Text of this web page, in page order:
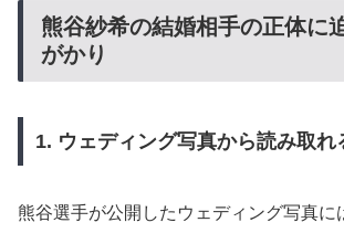
熊谷紗希の結婚相手の正体に
がかり
1. ウェディング写真から読み取れ
熊谷選手が公開したウェディング写真に